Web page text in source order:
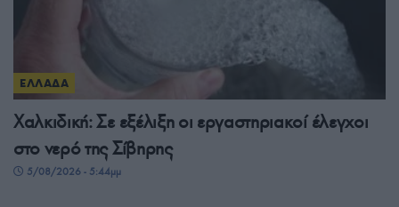
ΕΛΛΑΔΑ
Χαλκιδική: Σε εξέλιξη οι εργαστηριακοί έλεγχοι
στο νερό της Σίβηρης
5/08/2026 - 5:44μμ